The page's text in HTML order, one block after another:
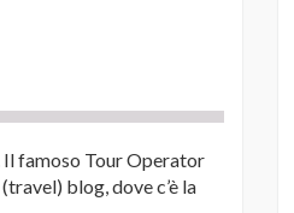
Il famoso Tour Operator
blog, dove c’è la